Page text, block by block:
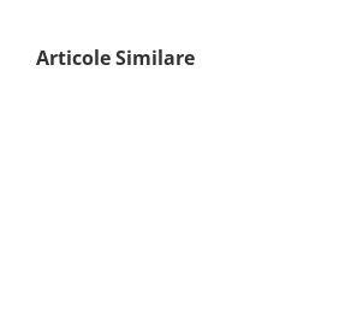
Articole Similare